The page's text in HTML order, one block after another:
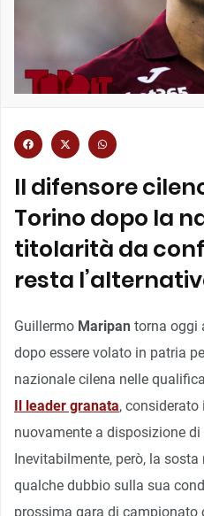
Il difensore
Torino dopo la
titolarità da
resta
Guillermo Maripan torna oggi
dopo essere volato in patria
nazionale cilena nelle
Il leader granata,
nuovamente a disposizione
Inevitabilmente, però, la
qualche dubbio sulla sua
prossima gara di campionato